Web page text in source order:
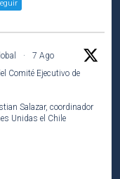
·
7 Ago
Comité Ejecutivo de
Salazar, coordinador
Unidas el Chile